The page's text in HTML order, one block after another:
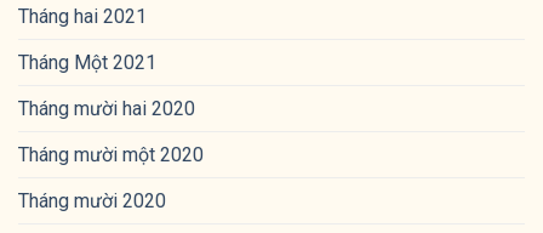
Tháng hai 2021
Tháng Một 2021
Tháng mười hai 2020
Tháng mười một 2020
Tháng mười 2020